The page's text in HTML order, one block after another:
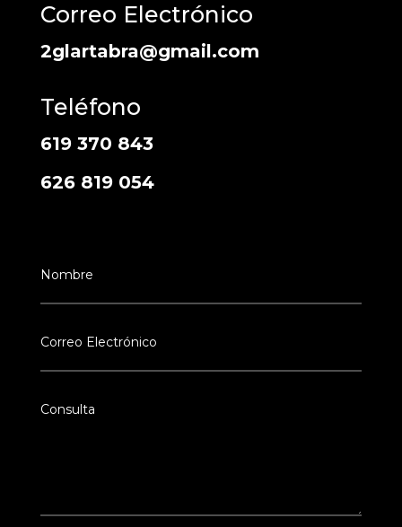
Correo Electrónico
2glartabra@gmail.com
Teléfono
619 370 843
626 819 054